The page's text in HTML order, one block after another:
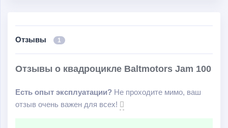
подвеска маятникового типа.
Отзывы 1
Отзывы о квадроцикле Baltmotors Jam 100
Есть опыт эксплуатации? Не проходите мимо, ваш
отзыв очень важен для всех!